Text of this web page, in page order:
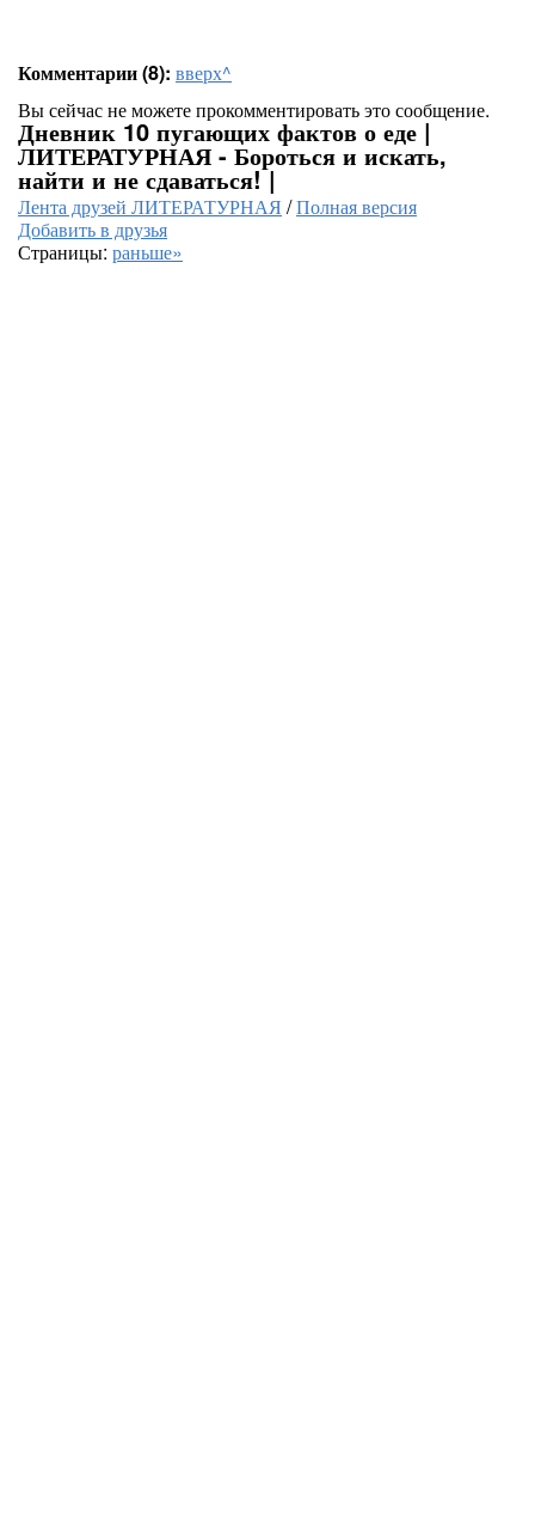
Комментарии (8): вверх^
Вы сейчас не можете прокомментировать это сообщение.
Дневник 10 пугающих фактов о еде |
ЛИТЕРАТУРНАЯ - Бороться и искать,
найти и не сдаваться! |
Лента друзей ЛИТЕРАТУРНАЯ /Полная версия
Добавить в друзья
Страницы: раньше»